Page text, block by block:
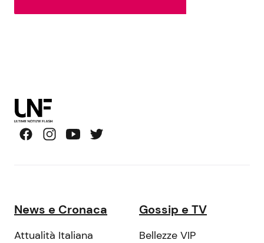
News e Cronaca
Attualità Italiana
Gossip e TV
Bellezze VIP